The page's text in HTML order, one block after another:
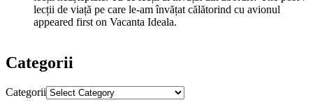
lecții de viață pe care le-am învățat călătorind cu avionul
appeared first on Vacanta Ideala.
Categorii
Categorii